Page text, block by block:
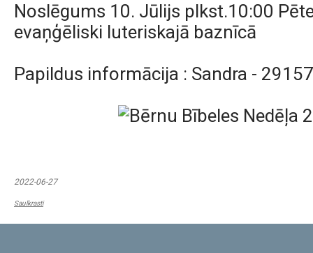
Noslēgums 10. Jūlijs plkst.10:00
evaņģēliski luteriskajā baznīcā
Papildus informācija : Sandra -
2022-06-27
Saulkrasti